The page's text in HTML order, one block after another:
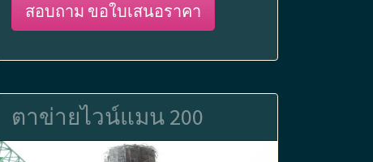
สอบถาม ขอใบเสนอราคา
ตาข่ายไวน์แมน 200